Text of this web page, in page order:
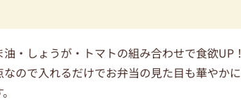
油・しょうが・トマトの組み合わせで食欲UP
なので入れるだけでお弁当の見た目も華やか